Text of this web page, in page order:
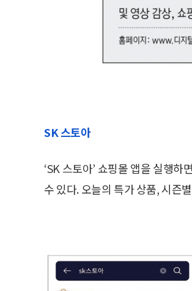
SK 스토아
‘SK 스토아’ 쇼핑몰 앱을 실행
수 있다. 오늘의 특가 상품, 시즌